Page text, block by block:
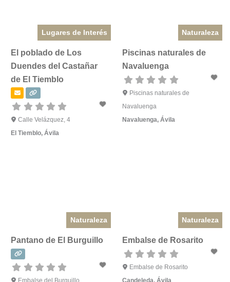
Lugares de Interés
El poblado de Los
Duendes del Castañar
de El Tiemblo
Calle Velázquez, 4
El Tiemblo, Ávila
Naturaleza
Piscinas naturales de
Navaluenga
Piscinas naturales de
Navaluenga
Navaluenga,Ávila
Naturaleza
Pantano de El Burguillo
Naturaleza
Embalse de Rosarito
Embalse de Rosarito